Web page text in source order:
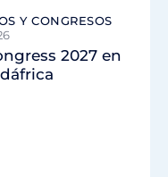
Y CONGRESOS
2027 en